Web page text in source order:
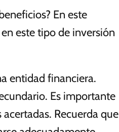
En este
este tipo de inversión
entidad financiera.
Es importante
Recuerda que